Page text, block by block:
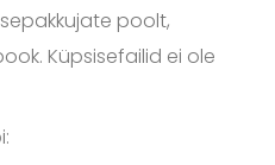
poolt,
Küpsisefailid ei ole